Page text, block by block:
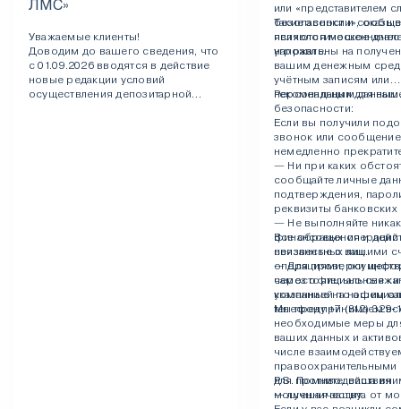
ЛМС»
Уважаемые клиенты!
Доводим до вашего сведения, что
с 01.09.2026 вводятся в действие
новые редакции условий
осуществления депозитарной
или «представителем
безопасности»,
психологическое
угрожать.
Такие звонки и
являются
направлены на
вашим денежным
учётным записям или
персональным данным.
Рекомендации для
безопасности:
Если вы получили
звонок или
немедленно
— Ни при каких
сообщайте личные
подтверждения,
реквизиты банковских
— Не выполняйте
финансовых операций
неизвестных лиц.
— Для проверки
самостоятельно
компанией по
телефону +7 (812) 329-
Все обращения и
связанные с вашими
операциями,
через официальные
указанные на нашем
Мы предпринимаем
необходимые меры
ваших данных и
числе
правоохранительными
для противодействия
мошенничеству.
P.S. Помните: ваша
— лучшая защита от